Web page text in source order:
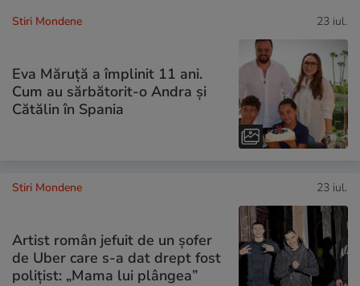
Stiri Mondene 23 iul.
Eva Măruță a împlinit 11 ani.
Cum au sărbătorit-o Andra și
Cătălin în Spania
Stiri Mondene 23 iul.
Artist român jefuit de un șofer
de Uber care s-a dat drept fost
polițist: „Mama lui plângea”